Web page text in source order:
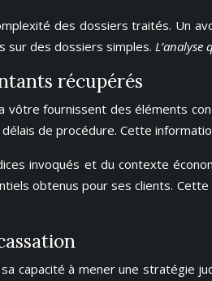
des dossiers traités. Un
sur des dossiers simples.
récupérés
vôtre fournissent des éléments
de procédure. Cette
invoqués et du contexte
obtenus pour ses clients.
capacité à mener une stratégie